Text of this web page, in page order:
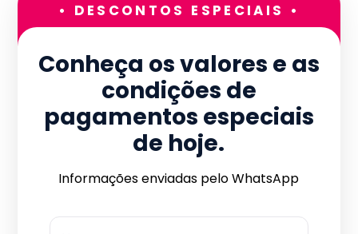
• DESCONTOS ESPECIAIS •
Conheça os valores e as
condições de
pagamentos especiais
de hoje.
Informações enviadas pelo WhatsApp